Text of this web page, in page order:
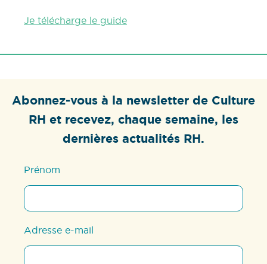
Je télécharge le guide
Abonnez-vous à la newsletter de Culture
RH et recevez, chaque semaine, les
dernières actualités RH.
Prénom
Adresse e-mail